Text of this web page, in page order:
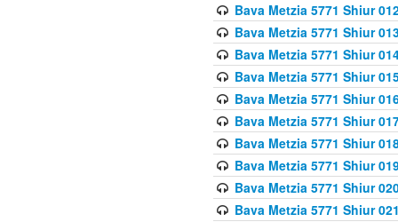
Bava Metzia 5771 Shiur
Bava Metzia 5771 Shiur
Bava Metzia 5771 Shiur
Bava Metzia 5771 Shiur
Bava Metzia 5771 Shiur
Bava Metzia 5771 Shiur
Bava Metzia 5771 Shiur
Bava Metzia 5771 Shiur
Bava Metzia 5771 Shiur
Bava Metzia 5771 Shiur